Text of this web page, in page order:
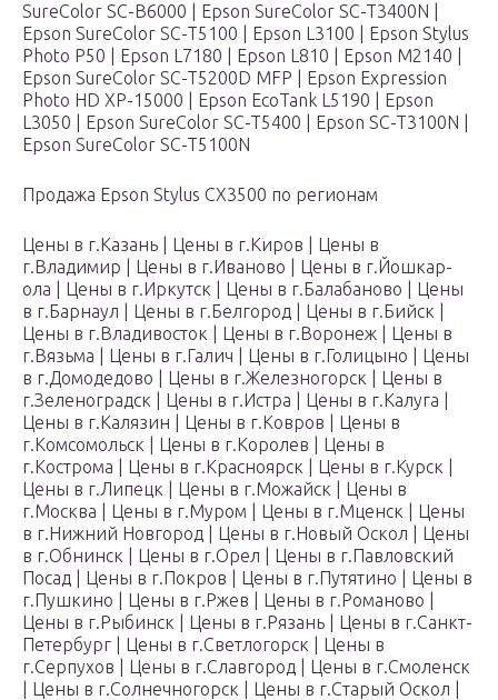
SureColor SC-B6000 | Epson SureColor SC-T3400N |
Epson SureColor SC-T5100 | Epson L3100 | Epson Stylus
Photo P50 | Epson L7180 | Epson L810 | Epson M2140 |
Epson SureColor SC-T5200D MFP | Epson Expression
Photo HD XP-15000 | Epson EcoTank L5190 | Epson
L3050 | Epson SureColor SC-T5400 | Epson SC-T3100N |
Epson SureColor SC-T5100N
Продажа Epson Stylus CX3500 по регионам
Цены в г.Казань | Цены в г.Киров | Цены в
г.Владимир | Цены в г.Иваново | Цены в г.Йошкар-
ола | Цены в г.Иркутск | Цены в г.Балабаново | Цены
в г.Барнаул | Цены в г.Белгород | Цены в г.Бийск |
Цены в г.Владивосток | Цены в г.Воронеж | Цены в
г.Вязьма | Цены в г.Галич | Цены в г.Голицыно | Цены
в г.Домодедово | Цены в г.Железногорск | Цены в
г.Зеленоградск | Цены в г.Истра | Цены в г.Калуга |
Цены в г.Калязин | Цены в г.Ковров | Цены в
г.Комсомольск | Цены в г.Королев | Цены в
г.Кострома | Цены в г.Красноярск | Цены в г.Курск |
Цены в г.Липецк | Цены в г.Можайск | Цены в
г.Москва | Цены в г.Муром | Цены в г.Мценск | Цены
в г.Нижний Новгород | Цены в г.Новый Оскол | Цены
в г.Обнинск | Цены в г.Орел | Цены в г.Павловский
Посад | Цены в г.Покров | Цены в г.Путятино | Цены в
г.Пушкино | Цены в г.Ржев | Цены в г.Романово |
Цены в г.Рыбинск | Цены в г.Рязань | Цены в г.Санкт-
Петербург | Цены в г.Светлогорск | Цены в
г.Серпухов | Цены в г.Славгород | Цены в г.Смоленск
| Цены в г.Солнечногорск | Цены в г.Старый Оскол |